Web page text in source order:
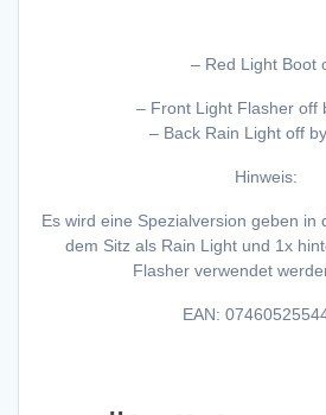
– Red Light Boot
– Front Light Flasher off
– Back Rain Light off
Hinweis:
Es wird eine Spezialversion geben in
dem Sitz als Rain Light und 1x
Flasher verwendet
EAN: